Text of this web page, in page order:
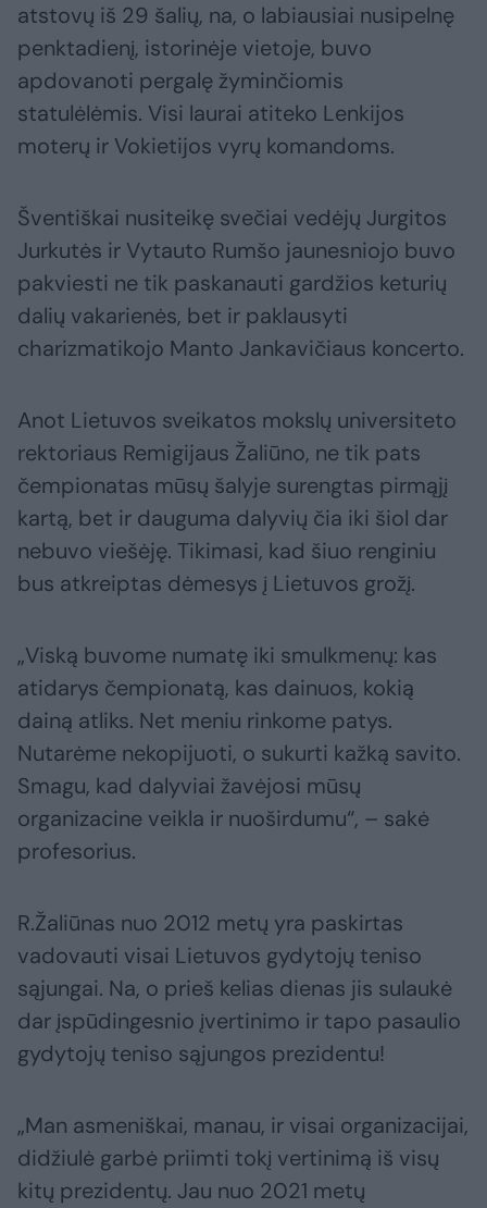
atstovų iš 29 šalių, na, o labiausiai nusipelnę
penktadienį, istorinėje vietoje, buvo
apdovanoti pergalę žyminčiomis
statulėlėmis. Visi laurai atiteko Lenkijos
moterų ir Vokietijos vyrų komandoms.
Šventiškai nusiteikę svečiai vedėjų Jurgitos
Jurkutės ir Vytauto Rumšo jaunesniojo buvo
pakviesti ne tik paskanauti gardžios keturių
dalių vakarienės, bet ir paklausyti
charizmatikojo Manto Jankavičiaus koncerto.
Anot Lietuvos sveikatos mokslų universiteto
rektoriaus Remigijaus Žaliūno, ne tik pats
čempionatas mūsų šalyje surengtas pirmąjį
kartą, bet ir dauguma dalyvių čia iki šiol dar
nebuvo viešėję. Tikimasi, kad šiuo renginiu
bus atkreiptas dėmesys į Lietuvos grožį.
„Viską buvome numatę iki smulkmenų: kas
atidarys čempionatą, kas dainuos, kokią
dainą atliks. Net meniu rinkome patys.
Nutarėme nekopijuoti, o sukurti kažką savito.
Smagu, kad dalyviai žavėjosi mūsų
organizacine veikla ir nuoširdumu“, – sakė
profesorius.
R.Žaliūnas nuo 2012 metų yra paskirtas
vadovauti visai Lietuvos gydytojų teniso
sąjungai. Na, o prieš kelias dienas jis sulaukė
dar įspūdingesnio įvertinimo ir tapo pasaulio
gydytojų teniso sąjungos prezidentu!
„Man asmeniškai, manau, ir visai organizacijai,
didžiulė garbė priimti tokį vertinimą iš visų
kitų prezidentų. Jau nuo 2021 metų